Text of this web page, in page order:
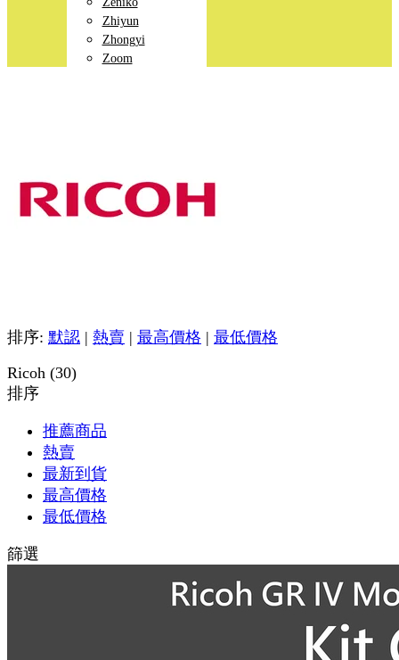
Zhiyun
Zhongyi
Zoom
排序: 默認 | 熱賣 | 最高價格 | 最低價格
Ricoh (30)
排序
推薦商品
熱賣
最新到貨
最高價格
最低價格
篩選